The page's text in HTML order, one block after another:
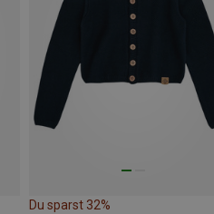
Du sparst 32%